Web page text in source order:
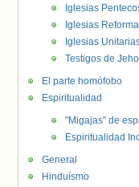
Iglesias
Iglesias
Iglesias
Testigos de
El parte homófobo
Espiritualidad
"Migajas" de
Espiritualidad
General
Hinduísmo